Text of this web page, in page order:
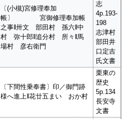
〔(小槻)宮修理奉加
帳〕 宮御修理奉加帳
之事‖卅文 部田村 孫六‖中
村 弥十郎‖追分村 所々‖馬
場村 彦右衛門
志
4p.193-
198
志津村
部田井
口定吉
氏文書
〔下間性乗奉書〕印／御門跡
様へ進上‖花廿五まい おか村
栗東の
歴史
5p.134
長安寺
文書